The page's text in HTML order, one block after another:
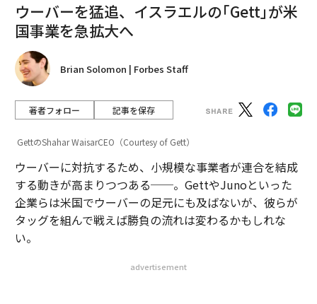
ウーバーを猛追、イスラエルの｢Gett｣が米
国事業を急拡大へ
Brian Solomon | Forbes Staff
著者フォロー 記事を保存
GettのShahar WaisarCEO（Courtesy of Gett）
ウーバーに対抗するため、小規模な事業者が連合を結成
する動きが高まりつつある──。GettやJunoといった
企業らは米国でウーバーの足元にも及ばないが、彼らが
タッグを組んで戦えば勝負の流れは変わるかもしれな
い。
advertisement